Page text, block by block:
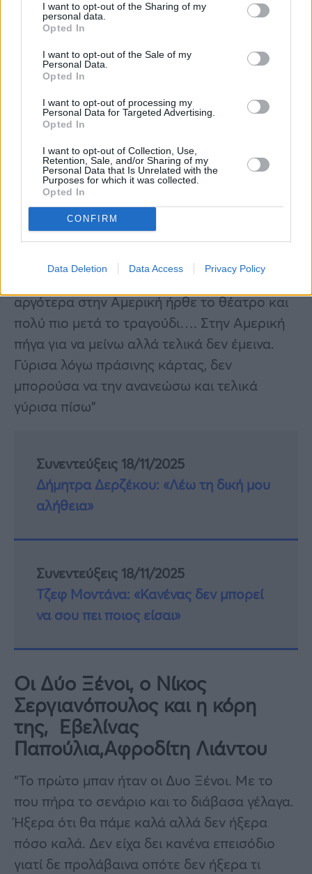
I want to opt-out of the Sharing of my
personal data.
Opted In
I want to opt-out of the Sale of my
Personal Data.
Opted In
I want to opt-out of processing my
Personal Data for Targeted Advertising.
Opted In
I want to opt-out of Collection, Use,
Retention, Sale, and/or Sharing of my
Personal Data that Is Unrelated with the
Purposes for which it was collected.
Opted In
CONFIRM
Data Deletion Data Access Privacy Policy
φίλος σου, πάντα θα σε στηρίζω, ξέρω πως
σε έχω πάντα στην καρδιά μου και σε εκτιμώ
σαν καλλιτέχνη και σαν άνθρωπο”.
Λίγο μετά, η Εβελίνα Παπούλια μίλησε για το
“O πρώτος μου στόχος ήταν ο χορός. Έξι
χρονών είπα στη μητέρα μου ότι θα γίνω
χορεύτρια… Γεννήθηκε η υποκριτική όταν
κάποια στιγμή με είχε δει ο Λάμπρος ο
Τσάγκας σε μια παράσταση και μου είπε ότι
πρέπει να κάνω αυτό… Βρισκόμενη
αργότερα στην Αμερική ήρθε το θέατρο και
πολύ πιο μετά το τραγούδι…. Στην Αμερική
πήγα για να μείνω αλλά τελικά δεν έμεινα.
Γύρισα λόγω πράσινης κάρτας, δεν
μπορούσα να την ανανεώσω και τελικά
γύρισα πίσω”
Συνεντεύξεις 18/11/2025
Δήμητρα Δερζέκου: «Λέω τη δική μου
αλήθεια»
Συνεντεύξεις 18/11/2025
Τζεφ Μοντάνα: «Κανένας δεν μπορεί
να σου πει ποιος είσαι»
Οι Δύο Ξένοι, ο Νίκος
Σεργιανόπουλος και η κόρη
της, Εβελίνας
Παπούλια,Αφροδίτη Λιάντου
“Το πρώτο μπαν ήταν οι Δυο Ξένοι. Με το
που πήρα το σενάριο και το διάβασα γέλαγα.
Ήξερα ότι θα πάμε καλά αλλά δεν ήξερα
πόσο καλά. Δεν είχα δει κανένα επεισόδιο
γιατί δε προλάβαινα οπότε δεν ήξερα τι